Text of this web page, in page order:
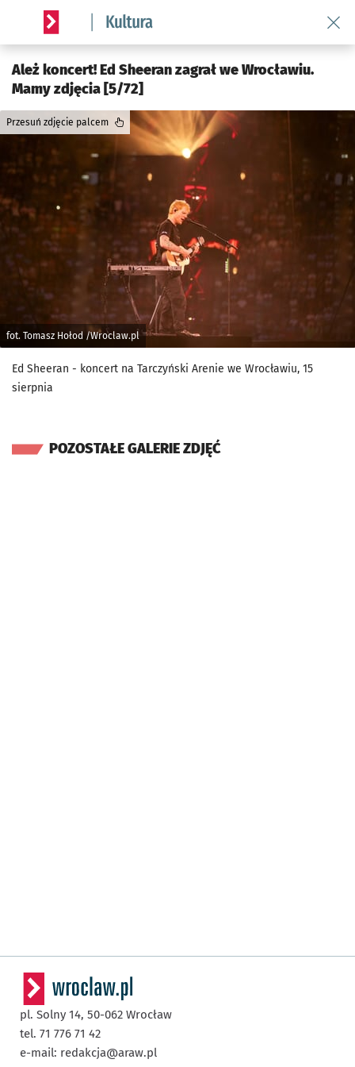
Serwis informacyjny wroclaw.pl podserwis: Kultura
Ależ koncert! Ed Sheeran zagrał we Wrocławiu.
Mamy zdjęcia [5/72]
fot. Tomasz Hołod /Wroclaw.pl
Przesuń zdjęcie palcem
Ed Sheeran - koncert na Tarczyński Arenie we Wrocławiu, 15
sierpnia
POZOSTAŁE GALERIE ZDJĘĆ
pl. Solny 14, 50-062 Wrocław
tel. 71 776 71 42
e-mail: redakcja@araw.pl